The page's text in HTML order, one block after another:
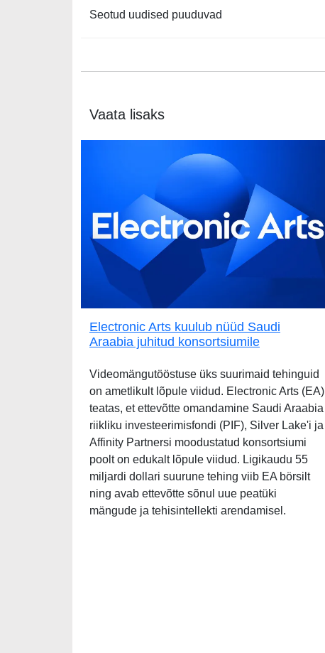
Seotud uudised puuduvad
Vaata lisaks
Electronic Arts kuulub nüüd Saudi
Araabia juhitud konsortsiumile
Videomängutööstuse üks suurimaid tehinguid
on ametlikult lõpule viidud. Electronic Arts (EA)
teatas, et ettevõtte omandamine Saudi Araabia
riikliku investeerimisfondi (PIF), Silver Lake'i ja
Affinity Partnersi moodustatud konsortsiumi
poolt on edukalt lõpule viidud. Ligikaudu 55
miljardi dollari suurune tehing viib EA börsilt
ning avab ettevõtte sõnul uue peatüki
mängude ja tehisintellekti arendamisel.